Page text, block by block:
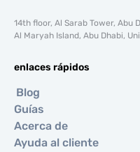
14th floor, Al Sarab Tower, Abu
Al Maryah Island, Abu Dhabi,
enlaces rápidos
Blog
Guías
Acerca de
Ayuda al cliente